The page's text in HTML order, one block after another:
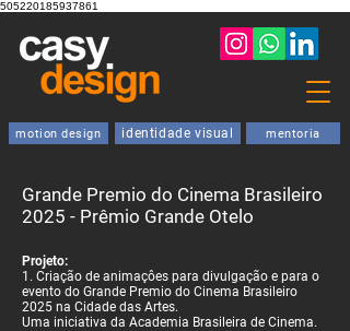
505220185937861
identidade visual mentoria
motion design
Grande Premio do Cinema Brasileiro
2025 - Prêmio Grande Otelo
Projeto:
1. Criação de animaçôes para divulgação e para o
evento do Grande Premio do Cinema Brasileiro
2025 na Cidade das Artes.
Uma iniciativa da Academia Brasileira de Cinema.